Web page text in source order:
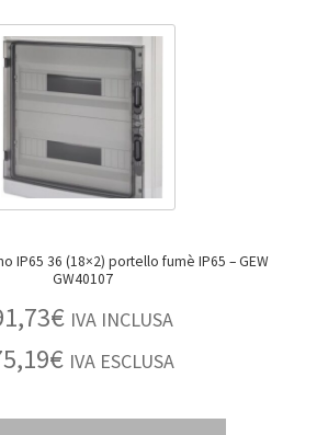
36 (18×2) portello fumè IP65 – GEW
GW40107
€ IVA INCLUSA
€ IVA ESCLUSA